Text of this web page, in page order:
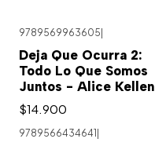
9789569963605
Deja Que Ocurra 2:
Todo Lo Que Somos
Juntos - Alice Kellen
$14.900
9789566434641